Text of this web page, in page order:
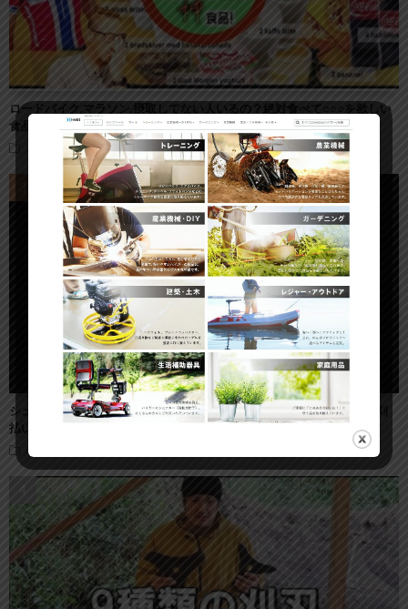
ロードバイク,マラソン,摂取してない人いるの？絶対食べて○○○を欲しい
食品!
スピンバイク
シュレッダーブレードが 国内機で使うと危険な理由 （草刈り機 刈
払い機 オレゴン スチール STIHL ）